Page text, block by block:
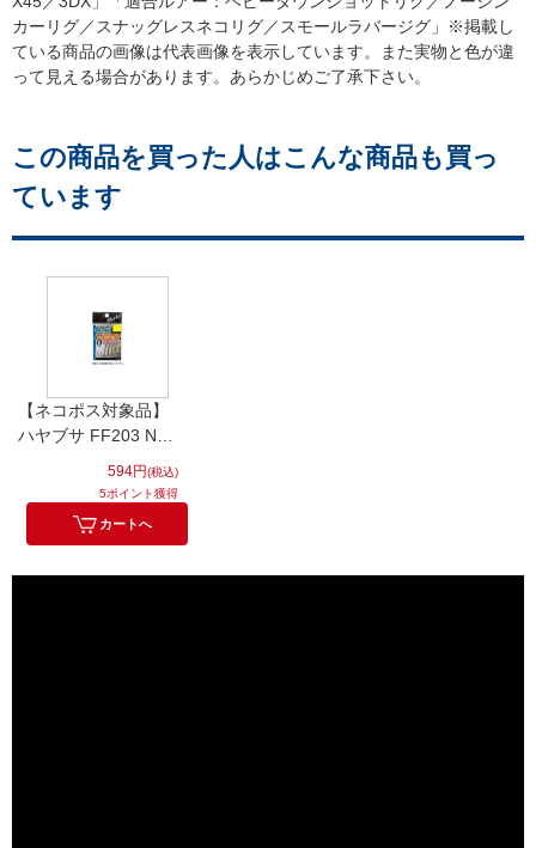
カーリグ／スナッグレスネコリグ／スモールラバージグ」※掲載し
ている商品の画像は代表画像を表示しています。また実物と色が違
って見える場合があります。あらかじめご了承下さい。
この商品を買った人はこんな商品も買っ
ています
【ネコポス対象品】
ハヤブサ FF203 NSS
フック パーフェクシ
594円(税込)
5ポイント獲得
カートへ